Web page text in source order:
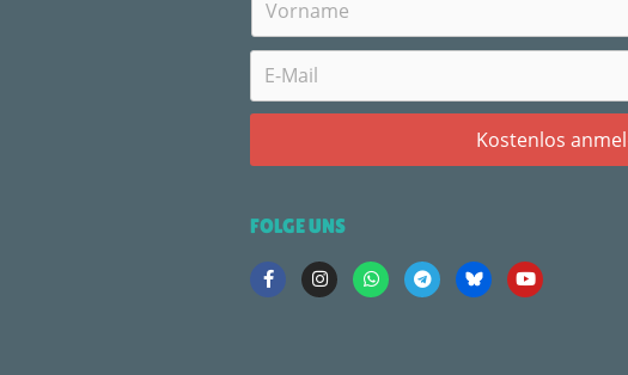
FOLGE UNS